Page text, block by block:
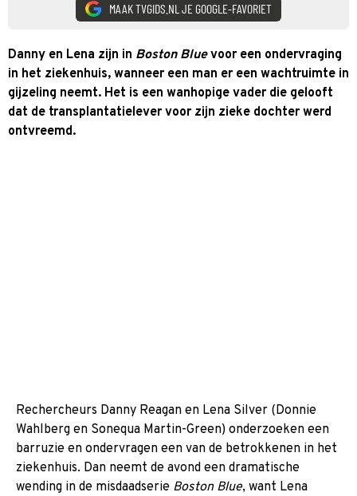
MAAK TVGIDS.NL JE GOOGLE-FAVORIET
Danny en Lena zijn in Boston Bluevoor een ondervraging
in het ziekenhuis, wanneer een man er een wachtruimte in
gijzeling neemt. Het is een wanhopige vader die gelooft
dat de transplantatielever voor zijn zieke dochter werd
ontvreemd.
Rechercheurs Danny Reagan en Lena Silver (Donnie
Wahlberg en Sonequa Martin-Green) onderzoeken een
barruzie en ondervragen een van de betrokkenen in het
ziekenhuis. Dan neemt de avond een dramatische
wending in de misdaadserie Boston Blue, want Lena